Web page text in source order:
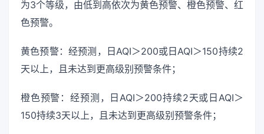
为3个等级，由低到高依次为黄色预警、橙色预警、红
色预警。
黄色预警：经预测，日AQI＞200或日AQI＞150持续2
天以上，且未达到更高级别预警条件；
橙色预警：经预测，日AQI＞200持续2天或日AQI＞
150持续3天以上，且未达到更高级别预警条件；